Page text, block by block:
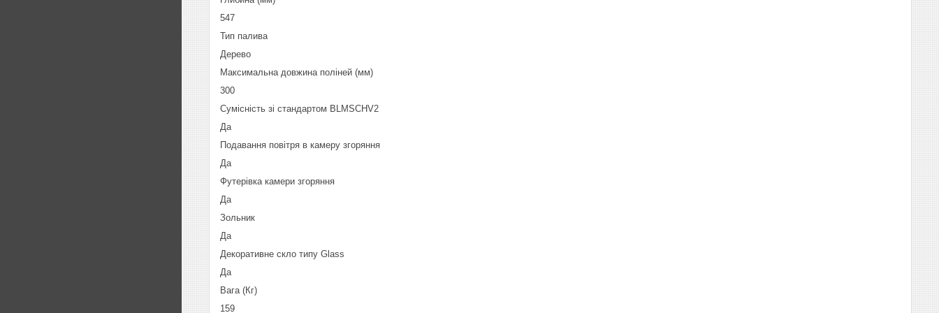
547
Тип палива
Дерево
Максимальна довжина поліней (мм)
300
Сумісність зі стандартом BLMSCHV2
Да
Подавання повітря в камеру згоряння
Да
Футерівка камери згоряння
Да
Зольник
Да
Декоративне скло типу Glass
Да
Вага (Кг)
159